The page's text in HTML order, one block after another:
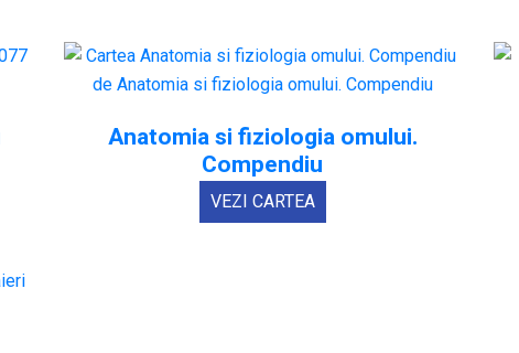
Anatomia si fiziologia omului.
Compendiu
VEZI CARTEA